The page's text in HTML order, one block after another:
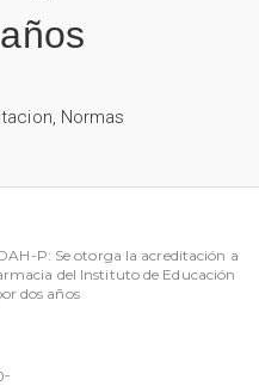
, Normas
P: Se otorga la acreditación a
del Instituto de Educación
dos años